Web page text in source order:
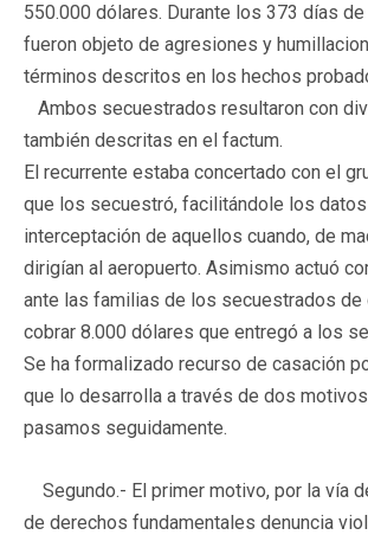
550.000 dólares. Durante los 373 días
fueron objeto de agresiones y
términos descritos en los hechos
Ambos secuestrados resultaron con
también descritas en el factum.
El recurrente estaba concertado con el
que los secuestró, facilitándole los
interceptación de aquellos cuando, de
dirigían al aeropuerto. Asimismo actuó
ante las familias de los secuestrados de
cobrar 8.000 dólares que entregó a los
Se ha formalizado recurso de casación
que lo desarrolla a través de dos
pasamos seguidamente.
Segundo.- El primer motivo, por la vía
de derechos fundamentales denuncia